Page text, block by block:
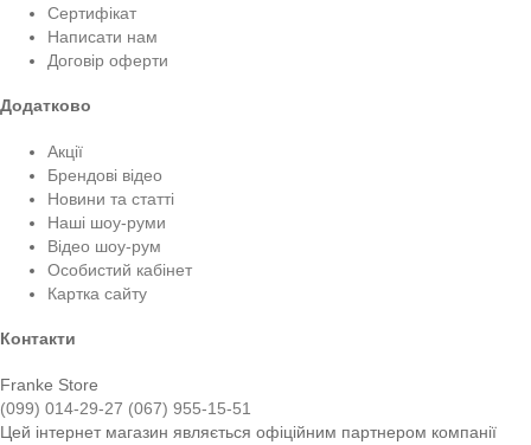
Сертифікат
Написати нам
Договір оферти
Додатково
Акції
Брендові відео
Новини та статті
Наші шоу-руми
Відео шоу-рум
Особистий кабінет
Картка сайту
Контакти
Franke Store
(099) 014-29-27 (067) 955-15-51
Цей інтернет магазин являється офіційним партнером компанії